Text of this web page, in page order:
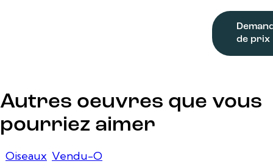
de prix
Autres oeuvres que vous
pourriez aimer
Oiseaux Vendu-O